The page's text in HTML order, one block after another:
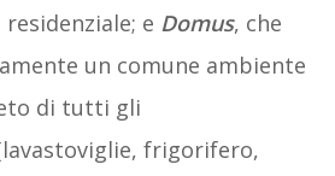
e Domus, che
un comune ambiente
di tutti gli
frigorifero,